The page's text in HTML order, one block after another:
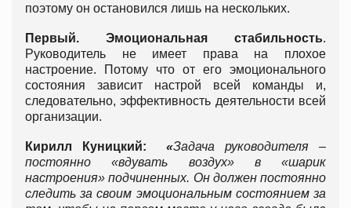
поэтому он остановился лишь на нескольких.
Первый. Эмоциональная стабильность.
Руководитель не имеет права на плохое
настроение. Потому что от его эмоционального
состояния зависит настрой всей команды и,
следовательно, эффективность деятельности всей
организации.
Кирилл Куницкий:«Задача руководителя –
постоянно «вдувать воздух» в «шарик
настроения» подчиненных. Он должен постоянно
следить за своим эмоциональным состоянием за